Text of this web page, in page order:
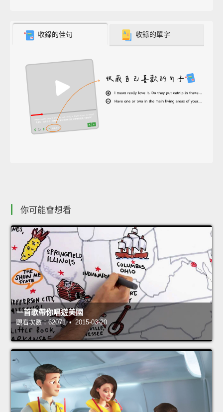
收錄的佳句 收錄的單字
你可能會想看
一首歌帶你唱遊美國
觀看次數：62071 • 2015-03-20